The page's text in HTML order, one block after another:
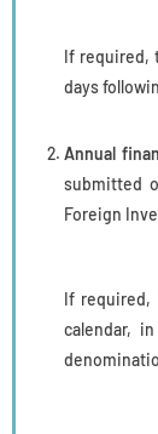
If required,
days
Annual
submitted
Foreign
If required,
calendar,